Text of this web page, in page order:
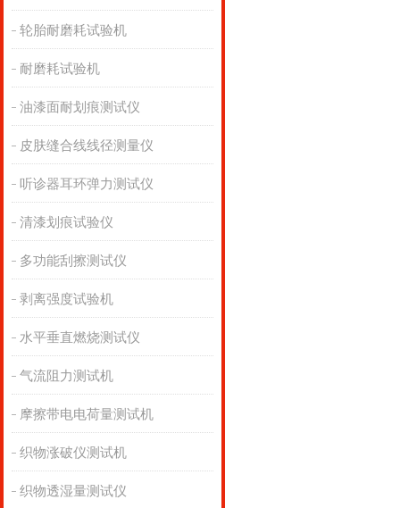
轮胎耐磨耗试验机
耐磨耗试验机
油漆面耐划痕测试仪
皮肤缝合线线径测量仪
听诊器耳环弹力测试仪
清漆划痕试验仪
多功能刮擦测试仪
剥离强度试验机
水平垂直燃烧测试仪
气流阻力测试机
摩擦带电电荷量测试机
织物涨破仪测试机
织物透湿量测试仪